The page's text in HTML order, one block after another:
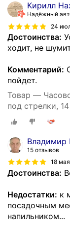
Кирилл
Надёжный
24
Достоинства:
ходит, не
Комментарий:
пойдет.
Товар —
под стрелки,
Владимир
15 отзывов
18 мая
Достоинства:
Недостатки: к
посадочным
напильником...